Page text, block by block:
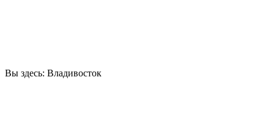
Вы здесь: Владивосток